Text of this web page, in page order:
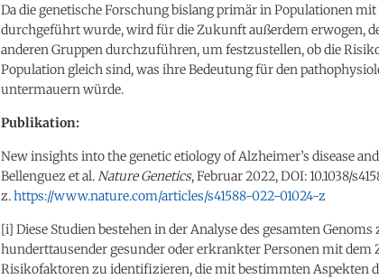
Da die genetische Forschung bislang primär in Populationen
durchgeführt wurde, wird für die Zukunft außerdem erwogen,
anderen Gruppen durchzuführen, um festzustellen, ob die
Population gleich sind, was ihre Bedeutung für den
untermauern würde.
Publikation:
New insights into the genetic etiology of Alzheimer’s disease
Bellenguez et al. Nature Genetics, Februar 2022, DOI: 10.1038/
z.https://www.nature.com/articles/s41588-022-01024-z
[i] Diese Studien bestehen in der Analyse des gesamten
hunderttausender gesunder oder erkrankter Personen mit dem
Risikofaktoren zu identifizieren, die mit bestimmten Aspekten